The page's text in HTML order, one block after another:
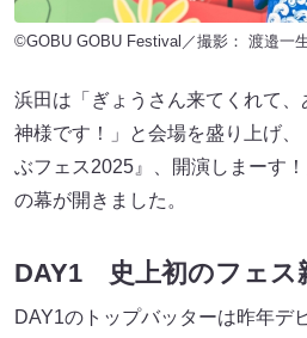
©GOBU GOBU Festival／撮影： 渡邉一
浜田は「ぎょうさん来てくれて
神様です！」と会場を盛り上げ
ぶフェス2025』、開演しまーす
の幕が開きました。
DAY1 史上初のフェス
DAY1のトップバッターは昨年デ